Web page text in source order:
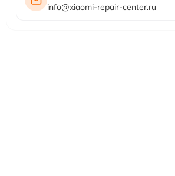
info@xiaomi-repair-center.ru